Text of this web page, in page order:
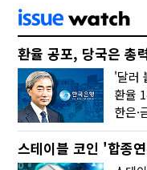
환율 공포, 당국은 총
스테이블 코인 '합종